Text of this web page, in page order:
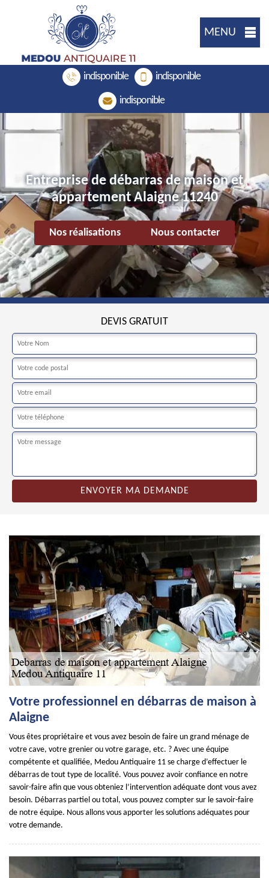
MENU
indisponible indisponible
indisponible
Entreprise de débarras de maison et
appartement Alaigne 11240
Nos réalisations Nous contacter
DEVIS GRATUIT
Votre professionnel en débarras de maison à
Alaigne
Vous êtes propriétaire et vous avez besoin de faire un grand ménage de
votre cave, votre grenier ou votre garage, etc. ? Avec une équipe
compétente et qualifiée, Medou Antiquaire 11 se charge d’effectuer le
débarras de tout type de localité. Vous pouvez avoir confiance en notre
savoir-faire afin que vous obteniez l’intervention adéquate dont vous avez
besoin. Débarras partiel ou total, vous pouvez compter sur le savoir-faire
de notre équipe. Nous allons vous apporter les solutions adéquates pour
votre demande.